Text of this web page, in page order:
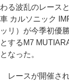
わる波乱のレース
車 カルソニック
ッリ）が今季初優
とするM7
となった。
レースが開催さ